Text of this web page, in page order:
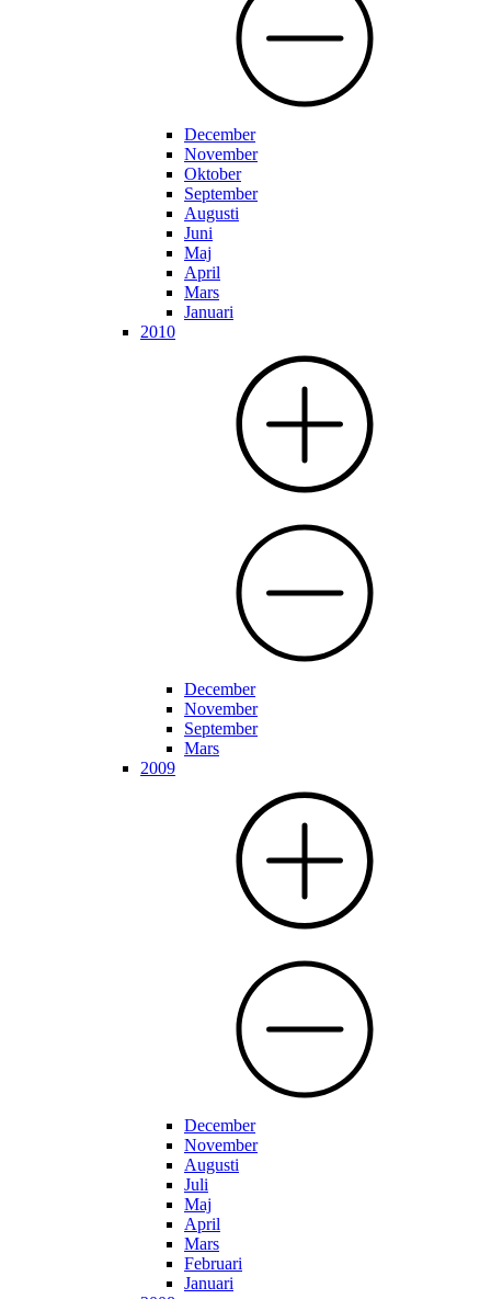
December
November
Oktober
September
Augusti
Juni
Maj
April
Mars
Januari
2010
December
November
September
Mars
2009
December
November
Augusti
Juli
Maj
April
Mars
Februari
Januari